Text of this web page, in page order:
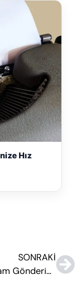
Hız
SONRAKI
İnstagram Gönderin Paylaşılamadı Sorunu